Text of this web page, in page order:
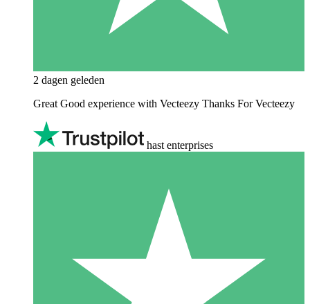
2 dagen geleden
Great Good experience with Vecteezy Thanks For Vecteezy
hast enterprises